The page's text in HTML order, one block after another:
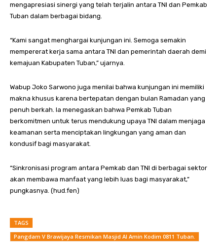
mengapresiasi sinergi yang telah terjalin antara TNI dan Pemkab
Tuban dalam berbagai bidang.
“Kami sangat menghargai kunjungan ini. Semoga semakin
mempererat kerja sama antara TNI dan pemerintah daerah demi
kemajuan Kabupaten Tuban,” ujarnya.
Wabup Joko Sarwono juga menilai bahwa kunjungan ini memiliki
makna khusus karena bertepatan dengan bulan Ramadan yang
penuh berkah. Ia menegaskan bahwa Pemkab Tuban
berkomitmen untuk terus mendukung upaya TNI dalam menjaga
keamanan serta menciptakan lingkungan yang aman dan
kondusif bagi masyarakat.
“Sinkronisasi program antara Pemkab dan TNI di berbagai sektor
akan membawa manfaat yang lebih luas bagi masyarakat,”
pungkasnya. (hud.fen)
TAGS
Pangdam V Brawijaya Resmikan Masjid Al Amin Kodim 0811 Tuban.